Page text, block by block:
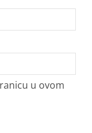
u ovom